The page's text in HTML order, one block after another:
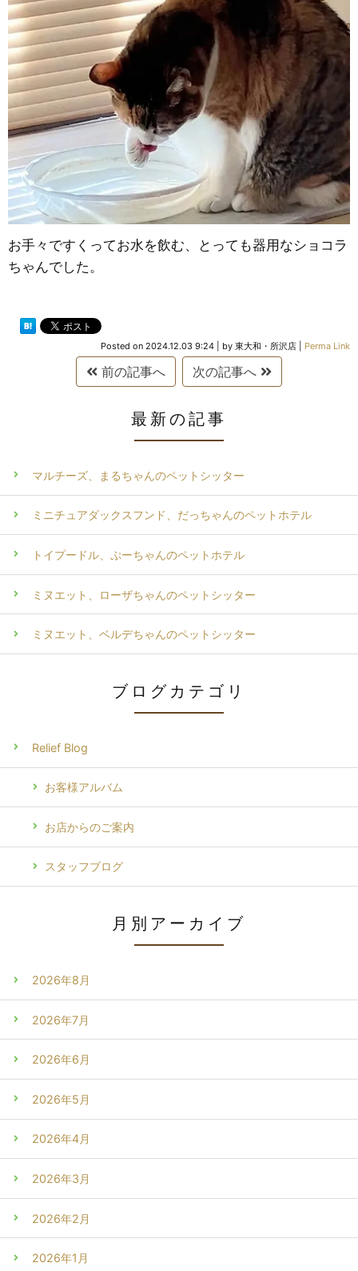
お手々ですくってお水を飲む、とっても器用なショコラ
ちゃんでした。
Posted on 2024.12.03 9:24 by 東大和・所沢店 Perma Link
前の記事へ 次の記事へ
最新の記事
マルチーズ、まるちゃんのペットシッター
ミニチュアダックスフンド、だっちゃんのペットホテル
トイプードル、ぷーちゃんのペットホテル
ミヌエット、ローザちゃんのペットシッター
ミヌエット、ベルデちゃんのペットシッター
ブログカテゴリ
Relief Blog
お客様アルバム
お店からのご案内
スタッフブログ
月別アーカイブ
2026年8月
2026年7月
2026年6月
2026年5月
2026年4月
2026年3月
2026年2月
2026年1月